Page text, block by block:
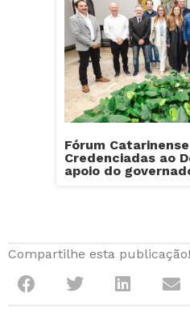
Fórum
Credenciadas ao
apoio do
Compartilhe esta publicação!